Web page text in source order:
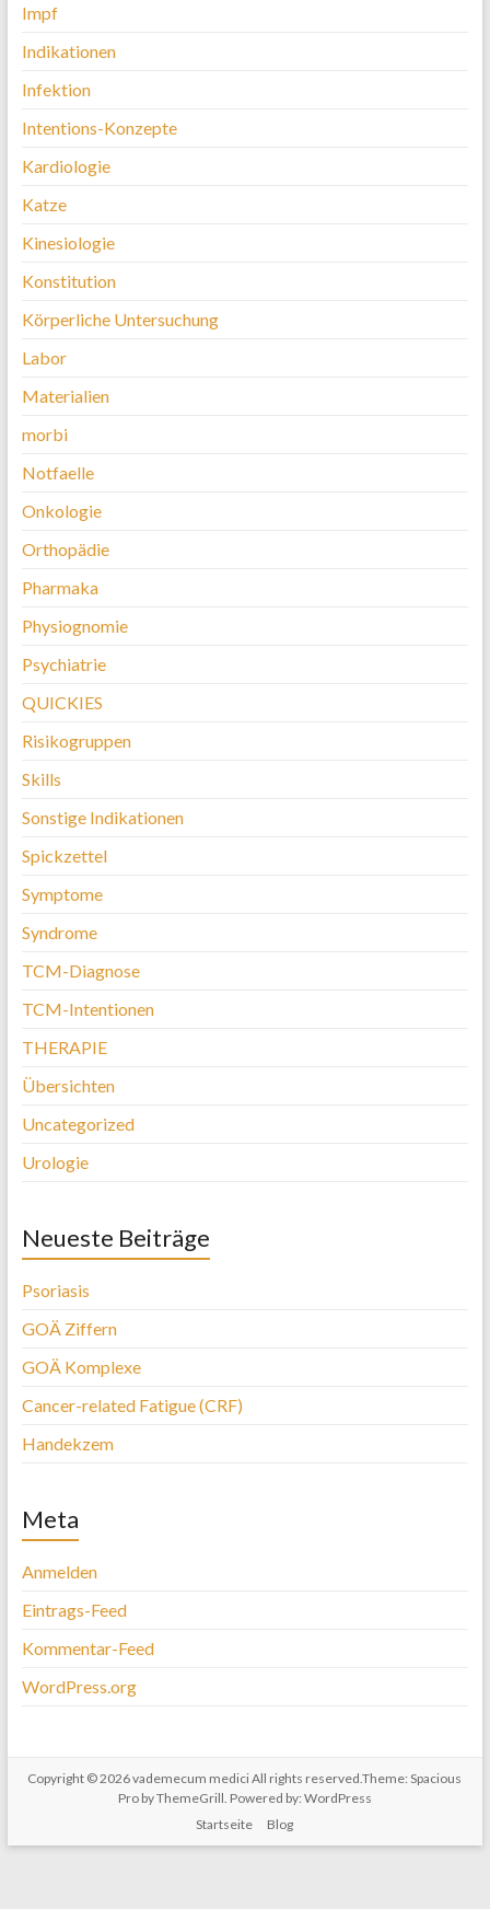
Impf
Indikationen
Infektion
Intentions-Konzepte
Kardiologie
Katze
Kinesiologie
Konstitution
Körperliche Untersuchung
Labor
Materialien
morbi
Notfaelle
Onkologie
Orthopädie
Pharmaka
Physiognomie
Psychiatrie
QUICKIES
Risikogruppen
Skills
Sonstige Indikationen
Spickzettel
Symptome
Syndrome
TCM-Diagnose
TCM-Intentionen
THERAPIE
Übersichten
Uncategorized
Urologie
Neueste Beiträge
Psoriasis
GOÄ Ziffern
GOÄ Komplexe
Cancer-related Fatigue (CRF)
Handekzem
Meta
Anmelden
Eintrags-Feed
Kommentar-Feed
WordPress.org
Copyright © 2026vademecum mediciAll rights reserved.Theme:Spacious
Proby ThemeGrill. Powered by: WordPress
Startseite
Blog